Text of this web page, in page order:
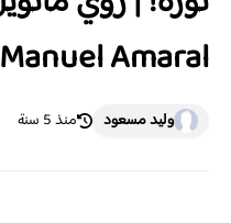
Manuel Amaral
وليد مسعود منذ 5 سنة